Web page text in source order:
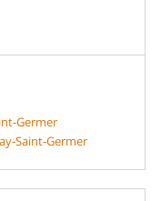
Germer
Saint-Germer